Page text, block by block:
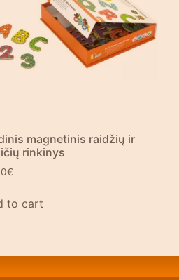
magnetinis raidžių ir
rinkinys
€
to cart